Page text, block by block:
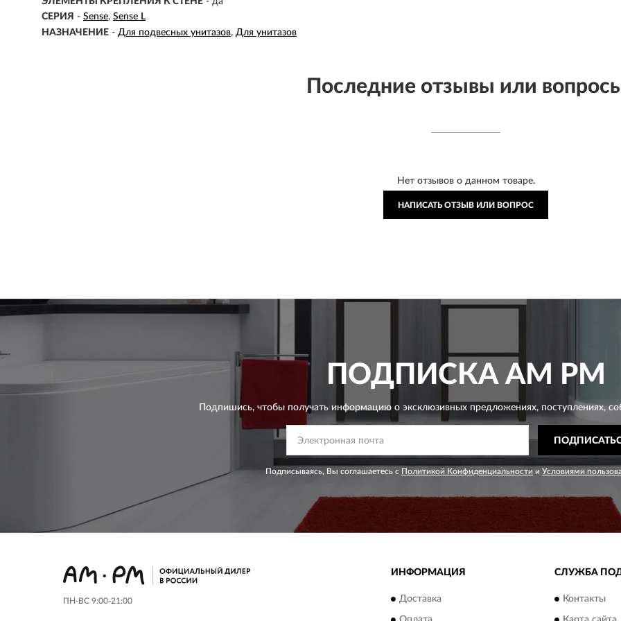
СЕРИЯ - Sense Sense L
НАЗНАЧЕНИЕ - Для подвесных унитазов Для унитазов
Последние отзывы или
Нет отзывов о данном товаре.
НАПИСАТЬ ОТЗЫВ ИЛИ ВОПРОС
ПОДПИСКАAM PM
Подпишись, чтобы получать информацию о эксклюзивных предложениях,поступлениях,
Подписываясь, Вы соглашаетесь с Политикой Конфиденциальности и Условиями
ПН-ВС 9:00-21:00
ИНФОРМАЦИЯ
Доставка
СЛУЖБА
Контакты